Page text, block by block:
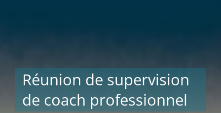
Supervision de coach
professionnel